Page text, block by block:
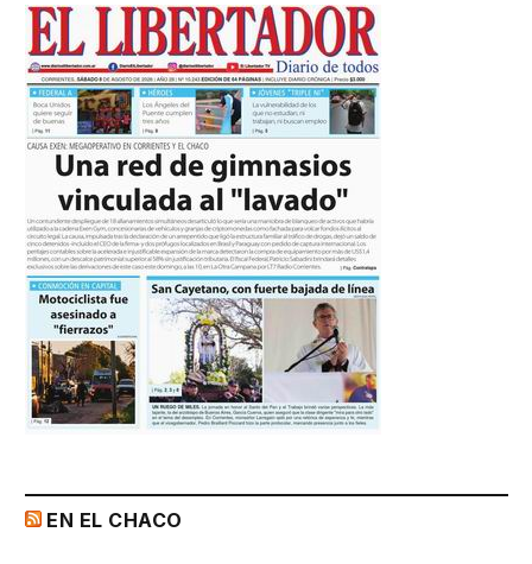
EN EL CHACO